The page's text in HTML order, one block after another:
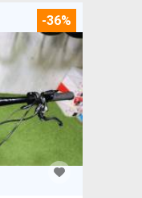
-36%